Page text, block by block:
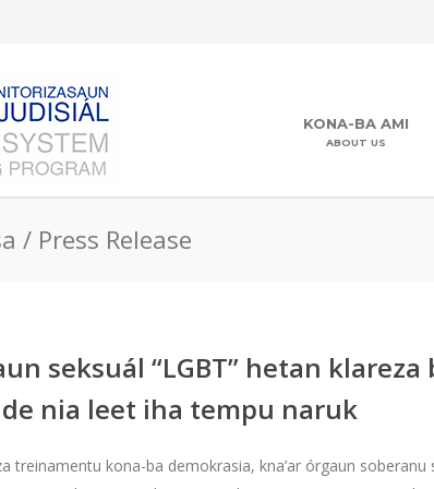
KONA-BA AMI
ABOUT US
/ Press Release
seksuál “LGBT” hetan
nia leet iha tempu naruk
treinamentu kona-ba demokrasia, kna’ar órgaun